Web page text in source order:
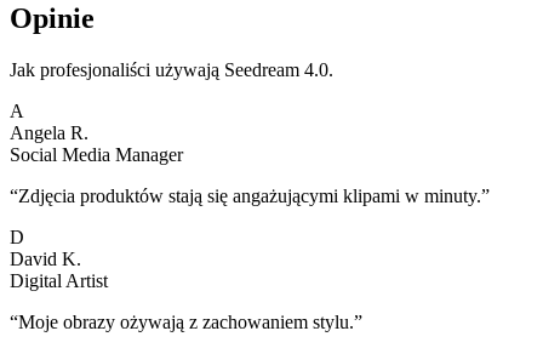
Opinie
Jak profesjonaliści używają Seedream 4.0.
A
Angela R.
Social Media Manager
“Zdjęcia produktów stają się angażującymi klipami w minuty.”
D
David K.
Digital Artist
“Moje obrazy ożywają z zachowaniem stylu.”